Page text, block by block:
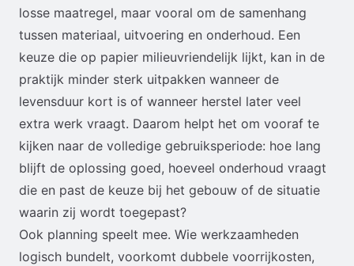
losse maatregel, maar vooral om de samenhang
tussen materiaal, uitvoering en onderhoud. Een
keuze die op papier milieuvriendelijk lijkt, kan in de
praktijk minder sterk uitpakken wanneer de
levensduur kort is of wanneer herstel later veel
extra werk vraagt. Daarom helpt het om vooraf te
kijken naar de volledige gebruiksperiode: hoe lang
blijft de oplossing goed, hoeveel onderhoud vraagt
die en past de keuze bij het gebouw of de situatie
waarin zij wordt toegepast?
Ook planning speelt mee. Wie werkzaamheden
logisch bundelt, voorkomt dubbele voorrijkosten,